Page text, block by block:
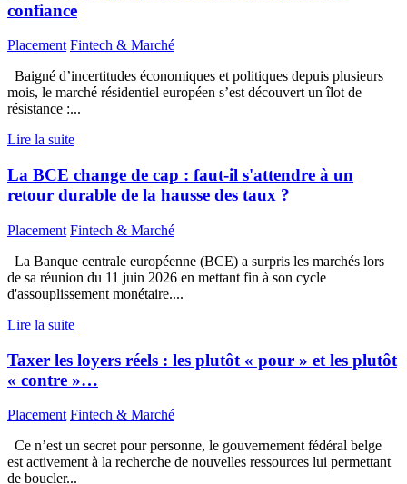
confiance
Placement Fintech & Marché
Baigné d’incertitudes économiques et politiques depuis plusieurs
mois, le marché résidentiel européen s’est découvert un îlot de
résistance :...
Lire la suite
La BCE change de cap : faut-il s'attendre à un
retour durable de la hausse des taux ?
Placement Fintech & Marché
La Banque centrale européenne (BCE) a surpris les marchés lors
de sa réunion du 11 juin 2026 en mettant fin à son cycle
d'assouplissement monétaire....
Lire la suite
Taxer les loyers réels : les plutôt « pour » et les plutôt
« contre »…
Placement Fintech & Marché
Ce n’est un secret pour personne, le gouvernement fédéral belge
est activement à la recherche de nouvelles ressources lui permettant
de boucler...